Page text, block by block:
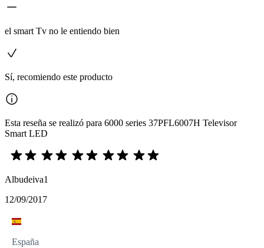
el smart Tv no le entiendo bien
Sí, recomiendo este producto
Esta reseña se realizó para 6000 series 37PFL6007H Televisor
Smart LED
Albudeiva1
12/09/2017
España